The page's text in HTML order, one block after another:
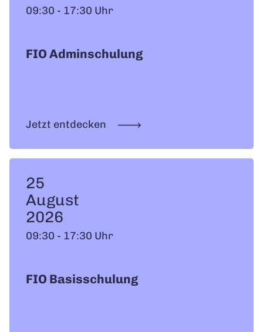
09:30 - 17:30 Uhr
FIO Adminschulung
Jetzt entdecken
25
August
2026
09:30 - 17:30 Uhr
FIO Basisschulung